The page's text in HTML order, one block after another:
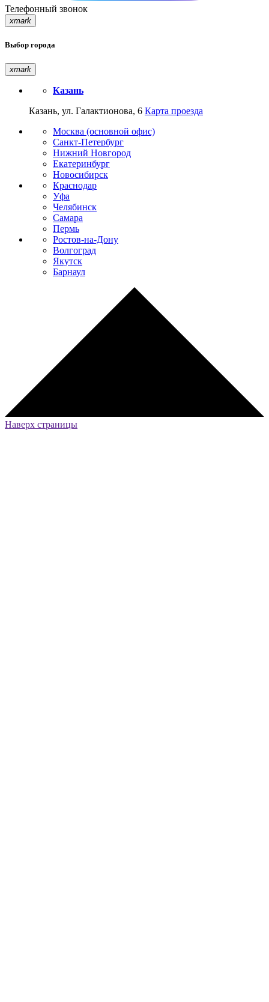
Телефонный звонок
xmark
Выбор города
xmark
Казань
Казань, ул. Галактионова, 6 Карта проезда
Москва (основной офис)
Санкт-Петербург
Нижний Новгород
Екатеринбург
Новосибирск
Краснодар
Уфа
Челябинск
Самара
Пермь
Ростов-на-Дону
Волгоград
Якутск
Барнаул
Наверх страницы